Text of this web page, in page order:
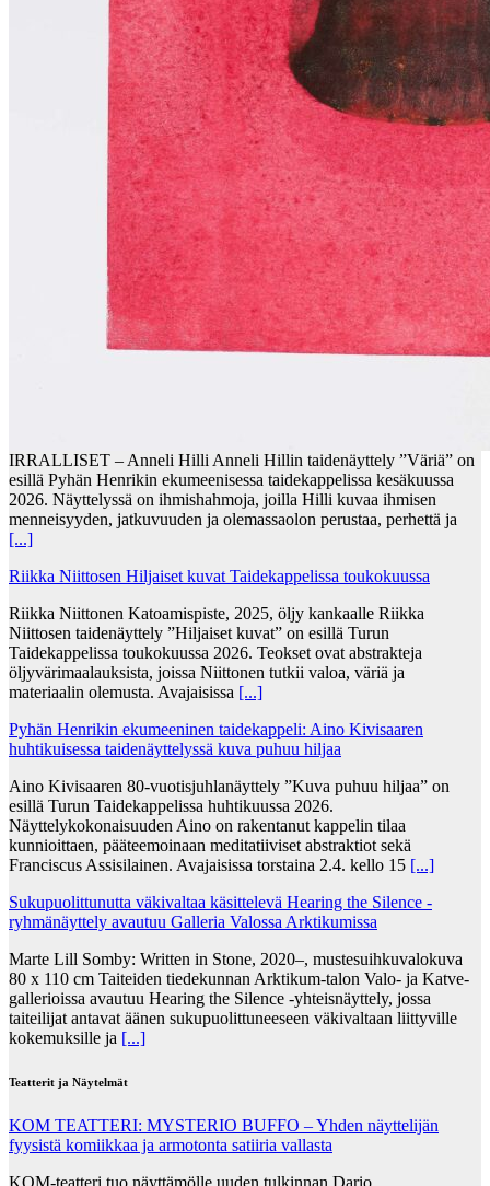
IRRALLISET – Anneli Hilli Anneli Hillin taidenäyttely ”Väriä” on
esillä Pyhän Henrikin ekumeenisessa taidekappelissa kesäkuussa
2026. Näyttelyssä on ihmishahmoja, joilla Hilli kuvaa ihmisen
menneisyyden, jatkuvuuden ja olemassaolon perustaa, perhettä ja
[...]
Riikka Niittosen Hiljaiset kuvat Taidekappelissa toukokuussa
Riikka Niittonen Katoamispiste, 2025, öljy kankaalle Riikka
Niittosen taidenäyttely ”Hiljaiset kuvat” on esillä Turun
Taidekappelissa toukokuussa 2026. Teokset ovat abstrakteja
öljyvärimaalauksista, joissa Niittonen tutkii valoa, väriä ja
materiaalin olemusta. Avajaisissa [...]
Pyhän Henrikin ekumeeninen taidekappeli: Aino Kivisaaren
huhtikuisessa taidenäyttelyssä kuva puhuu hiljaa
Aino Kivisaaren 80-vuotisjuhlanäyttely ”Kuva puhuu hiljaa” on
esillä Turun Taidekappelissa huhtikuussa 2026.
Näyttelykokonaisuuden Aino on rakentanut kappelin tilaa
kunnioittaen, pääteemoinaan meditatiiviset abstraktiot sekä
Franciscus Assisilainen. Avajaisissa torstaina 2.4. kello 15 [...]
Sukupuolittunutta väkivaltaa käsittelevä Hearing the Silence -
ryhmänäyttely avautuu Galleria Valossa Arktikumissa
Marte Lill Somby: Written in Stone, 2020–, mustesuihkuvalokuva
80 x 110 cm Taiteiden tiedekunnan Arktikum-talon Valo- ja Katve-
gallerioissa avautuu Hearing the Silence -yhteisnäyttely, jossa
taiteilijat antavat äänen sukupuolittuneeseen väkivaltaan liittyville
kokemuksille ja [...]
Teatterit ja Näytelmät
KOM TEATTERI: MYSTERIO BUFFO – Yhden näyttelijän
fyysistä komiikkaa ja armotonta satiiria vallasta
KOM-teatteri tuo näyttämölle uuden tulkinnan Dario